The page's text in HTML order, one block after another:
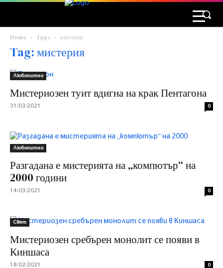
Home Tags мистерия
Tag: мистерия
Любопитно
Мистериозен туит вдигна на крак Пентагона
31/03/2021 0
Любопитно
Разгадана е мистерията на „компютър“ на
2000 години
14/03/2021 0
Свят
Мистериозен сребърен монолит се появи в
Киншаса
18/02/2021 0